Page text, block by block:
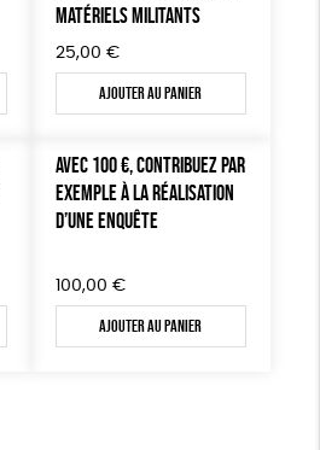
MATÉRIELS MILITANTS
25,00 €
Ajouter au panier
AVEC 100 €, CONTRIBUEZ PAR
EXEMPLE À LA RÉALISATION
D’UNE ENQUÊTE
100,00 €
Ajouter au panier